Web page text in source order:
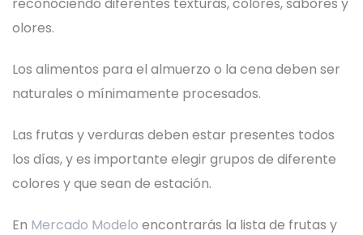
reconociendo diferentes texturas, colores, sabores y
olores.
Los alimentos para el almuerzo o la cena deben ser
naturales o mínimamente procesados.
Las frutas y verduras deben estar presentes todos
los días, y es importante elegir grupos de diferente
colores y que sean de estación.
En Mercado Modelo encontrarás la lista de frutas y